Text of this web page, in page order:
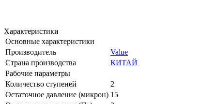
Характеристики
Основные характеристики
Производитель
Value
Страна производства
КИТАЙ
Рабочие параметры
Количество ступеней
2
Остаточное давление (микрон) 15